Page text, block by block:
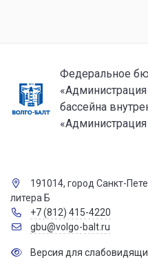
Федеральное
бассейна
191014, город Санкт-
литера Б
+7 (812) 415-4220
gbu@volgo-balt.ru
Версия для